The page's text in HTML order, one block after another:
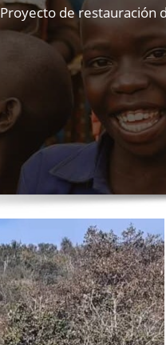
Proyecto de restauración